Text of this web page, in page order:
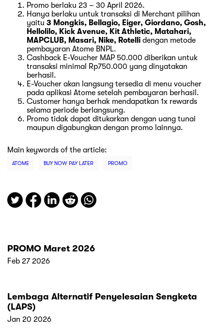
Promo berlaku 23 – 30 April 2026.
Hanya berlaku untuk transaksi di Merchant pilihan
yaitu 3 Mongkis, Bellagio, Eiger, Giordano, Gosh,
Hellolilo, Kick Avenue, Kit Athletic, Matahari,
MAPCLUB, Masari, Nike, Rotelli dengan metode
pembayaran Atome BNPL.
Cashback E-Voucher MAP 50.000 diberikan untuk
transaksi minimal Rp750.000 yang dinyatakan
berhasil.
E-Voucher akan langsung tersedia di menu voucher
pada aplikasi Atome setelah pembayaran berhasil.
Customer hanya berhak mendapatkan 1x rewards
selama periode berlangsung.
Promo tidak dapat ditukarkan dengan uang tunai
maupun digabungkan dengan promo lainnya.
Main keywords of the article:
ATOME BUY NOW PAY LATER PROMO
PROMO Maret 2026
Feb 27 2026
Lembaga Alternatif Penyelesaian Sengketa
(LAPS)
Jan 20 2026